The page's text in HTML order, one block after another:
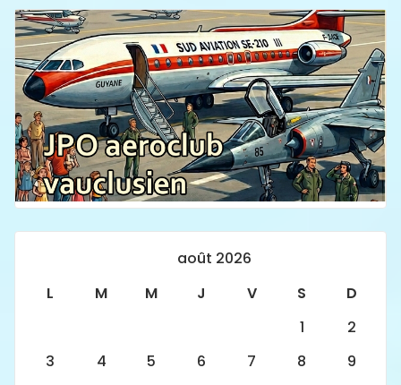
août 2026
L
M M J V S
D
1
2
3
4 5 6 7 8
9